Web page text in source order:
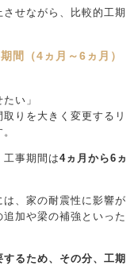
せながら、比較的工期
間（4ヵ月～6ヵ月）
い」
りを大きく変更するリ
事期間は4ヵ月から6ヵ
、家の耐震性に影響が
加や梁の補強といった
るため、その分、工期